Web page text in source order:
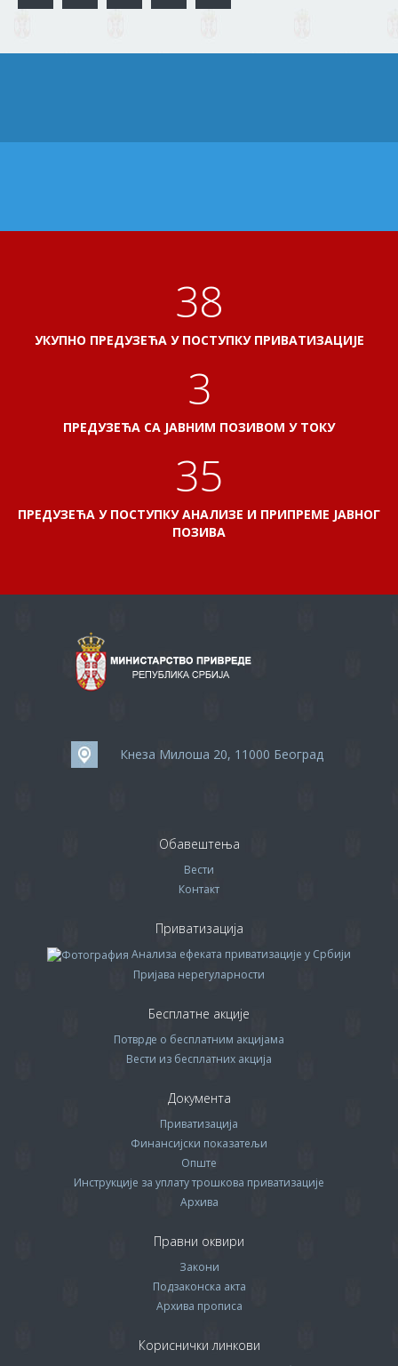
41
УКУПНО ПРЕДУЗЕЋА У ПОСТУПКУ ПРИВАТИЗАЦИЈЕ
3
ПРЕДУЗЕЋА СА ЈАВНИМ ПОЗИВОМ У ТОКУ
38
ПРЕДУЗЕЋА У ПОСТУПКУ АНАЛИЗЕ И ПРИПРЕМЕ ЈАВНОГ
ПОЗИВА
Кнеза Милоша 20, 11000 Београд
Обавештења
Вести
Контакт
Приватизација
Анализа ефеката приватизације у Србији
Пријава нерегуларности
Бесплатне акције
Потврде о бесплатним акцијама
Вести из бесплатних акција
Документа
Приватизација
Финансијски показатељи
Опште
Инструкције за уплату трошкова приватизације
Архива
Правни оквири
Закони
Подзаконска акта
Архива прописa
Кориснички линкови